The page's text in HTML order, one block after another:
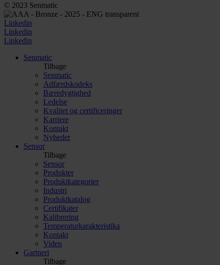
© 2023 Senmatic
Linkedin
Linkedin
Linkedin
Senmatic
Tilbage
Senmatic
Adfærdskodeks
Bæredygtighed
Ledelse
Kvalitet og certificeringer
Karriere
Kontakt
Nyheder
Sensor
Tilbage
Sensor
Produkter
Produktkategorier
Industri
Produktkatalog
Certifikater
Kalibrering
Temperaturkarakteristika
Kontakt
Viden
Gartneri
Tilbage